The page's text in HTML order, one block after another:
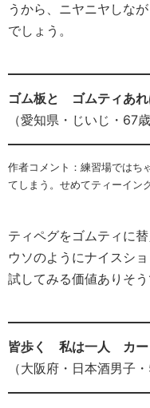
うから、ニヤニヤしな
でしょう。
ゴム板と ゴムティあ
（愛知県・じいじ・67歳
作者コメント：練習場ではち
てしまう。せめてティーイン
ティペグをゴムティに
ウソのようにナイスシ
試してみる価値ありそう
皆歩く 私は一人 カー
（大阪府・日本酒男子・